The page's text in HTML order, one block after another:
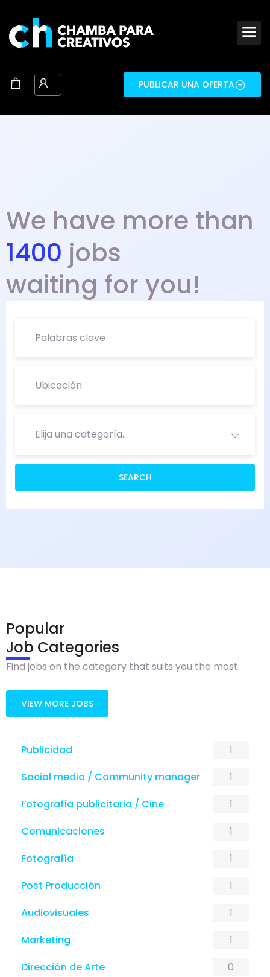
PUBLICAR UNA OFERTA
We have more than
1400 jobs
waiting for you!
Elija una categoría…
Popular
Job Categories
Find jobs on the category that suits you the most.
VIEW MORE JOBS
Publicidad
1
Social media / Community manager
1
Fotografía publicitaria / Cine
1
Comunicaciones
1
Fotografía
1
Post Producción
1
Audiovisuales
1
Marketing
1
Dirección de Arte
0